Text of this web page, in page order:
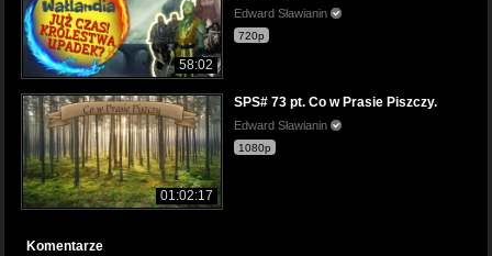
58:02
Edward Sławianin
720p
01:02:17
SPS# 73 pt. Co w Prasie Piszczy.
Edward Sławianin
1080p
Komentarze